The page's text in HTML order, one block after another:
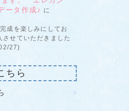
ータ作成♪ に
成を楽しみにしてお
させていただきました
27)
ちら